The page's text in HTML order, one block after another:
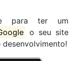
para ter um
o seu site